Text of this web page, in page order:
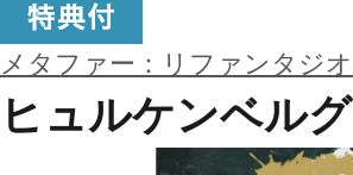
メタファー：リファンタジオ
ヒュルケンベルグ